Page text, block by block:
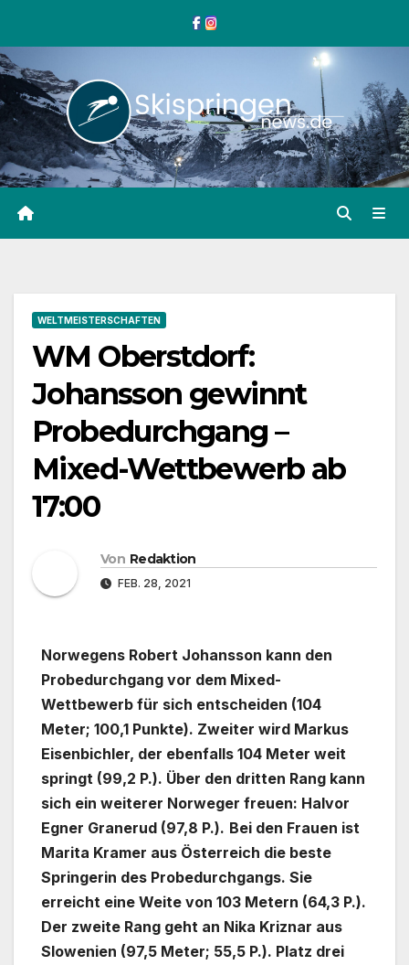
springen
WELTMEISTERSCHAFTEN
WM Oberstdorf:
Johansson gewinnt
Probedurchgang –
Mixed-Wettbewerb ab
17:00
Von Redaktion
FEB. 28, 2021
Norwegens Robert Johansson kann den
Probedurchgang vor dem Mixed-
Wettbewerb für sich entscheiden (104
Meter; 100,1 Punkte). Zweiter wird Markus
Eisenbichler, der ebenfalls 104 Meter weit
springt (99,2 P.). Über den dritten Rang kann
sich ein weiterer Norweger freuen: Halvor
Egner Granerud (97,8 P.). Bei den Frauen ist
Marita Kramer aus Österreich die beste
Springerin des Probedurchgangs. Sie
erreicht eine Weite von 103 Metern (64,3 P.).
Der zweite Rang geht an Nika Kriznar aus
Slowenien (97,5 Meter; 55,5 P.). Platz drei